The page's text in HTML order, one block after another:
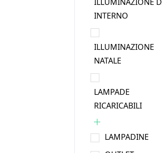
INTERNO
ILLUMINAZIONE
NATALE
LAMPADE
RICARICABILI
LAMPADINE